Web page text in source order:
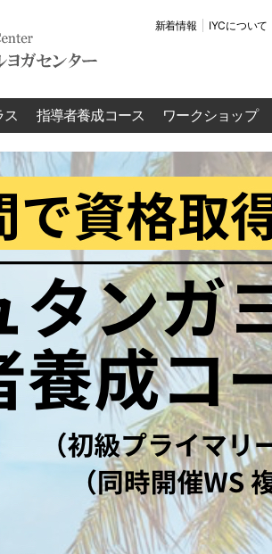
新着情報 IYCについて
ス 指導者養成コース ワークショップ